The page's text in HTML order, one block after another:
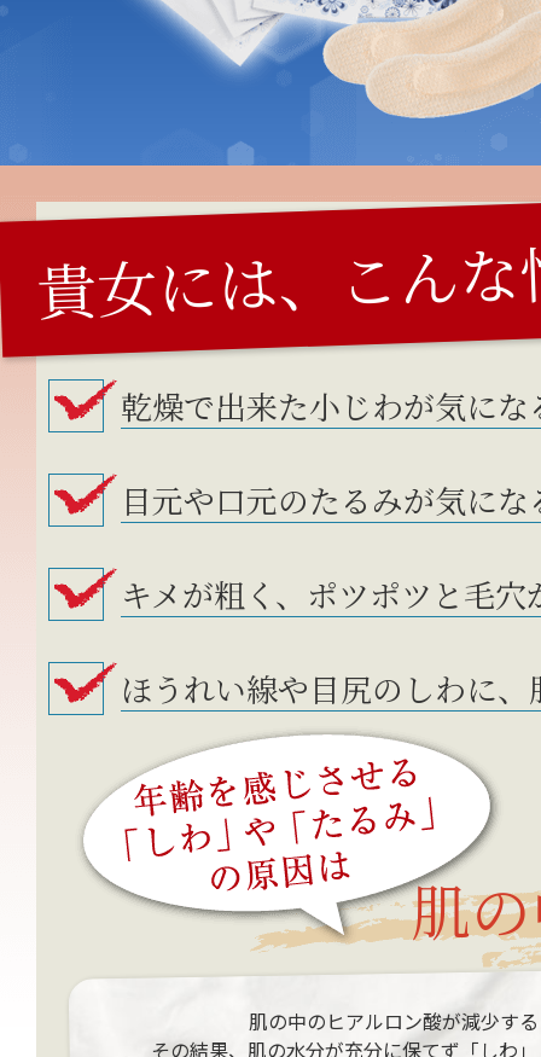
貴女には、こん
乾燥で出来た小じわが気にな
目元や口元のたるみが気にな
キメが粗く、ポツポツと毛
ほうれい線や目尻のしわに
肌
肌の中のヒアルロン酸が減少す
その結果、肌の水分が充分に保てず「しわ